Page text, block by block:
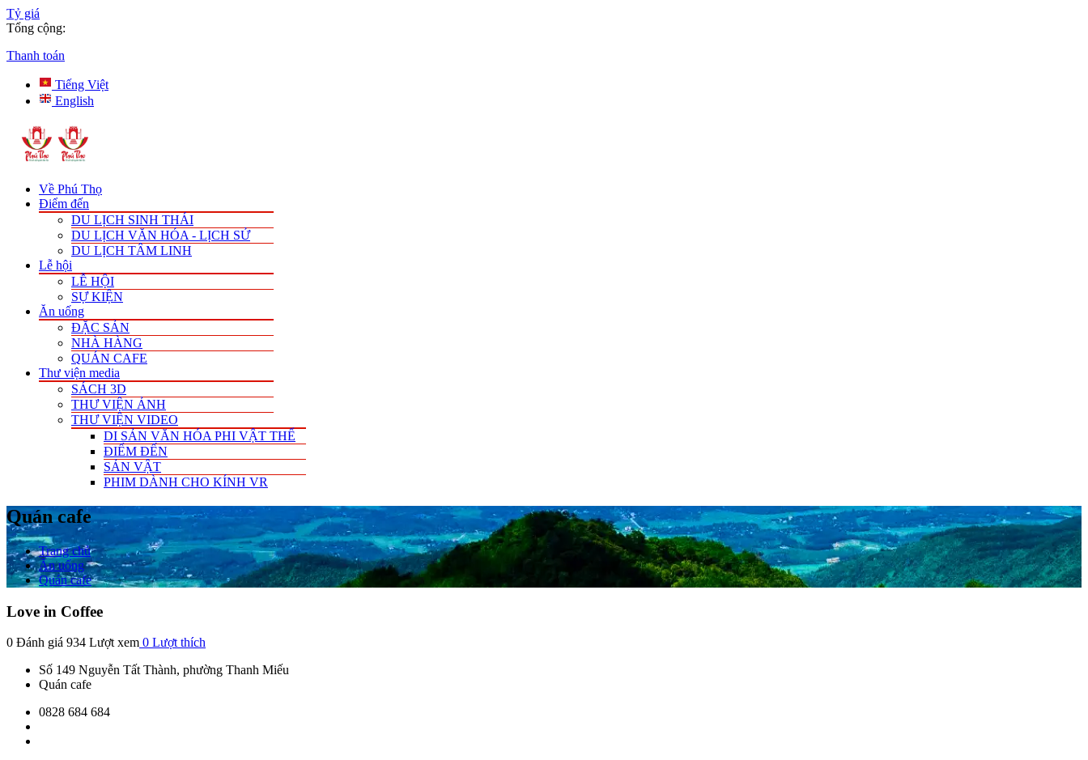
Tỷ giá
Tổng cộng:
Thanh toán
Tiếng Việt
English
Về Phú Thọ
Điểm đến
DU LỊCH SINH THÁI
DU LỊCH VĂN HÓA - LỊCH SỬ
DU LỊCH TÂM LINH
Lễ hội
LỄ HỘI
SỰ KIỆN
Ăn uống
ĐẶC SẢN
NHÀ HÀNG
QUÁN CAFE
Thư viện media
SÁCH 3D
THƯ VIỆN ẢNH
THƯ VIỆN VIDEO
DI SẢN VĂN HÓA PHI VẬT THỂ
ĐIỂM ĐẾN
SẢN VẬT
PHIM DÀNH CHO KÍNH VR
Quán cafe
Trang chủ
Ăn uống
Quán cafe
Love in Coffee
0 Đánh giá 934 Lượt xem 0 Lượt thích
Số 149 Nguyễn Tất Thành, phường Thanh Miếu
Quán cafe
0828 684 684